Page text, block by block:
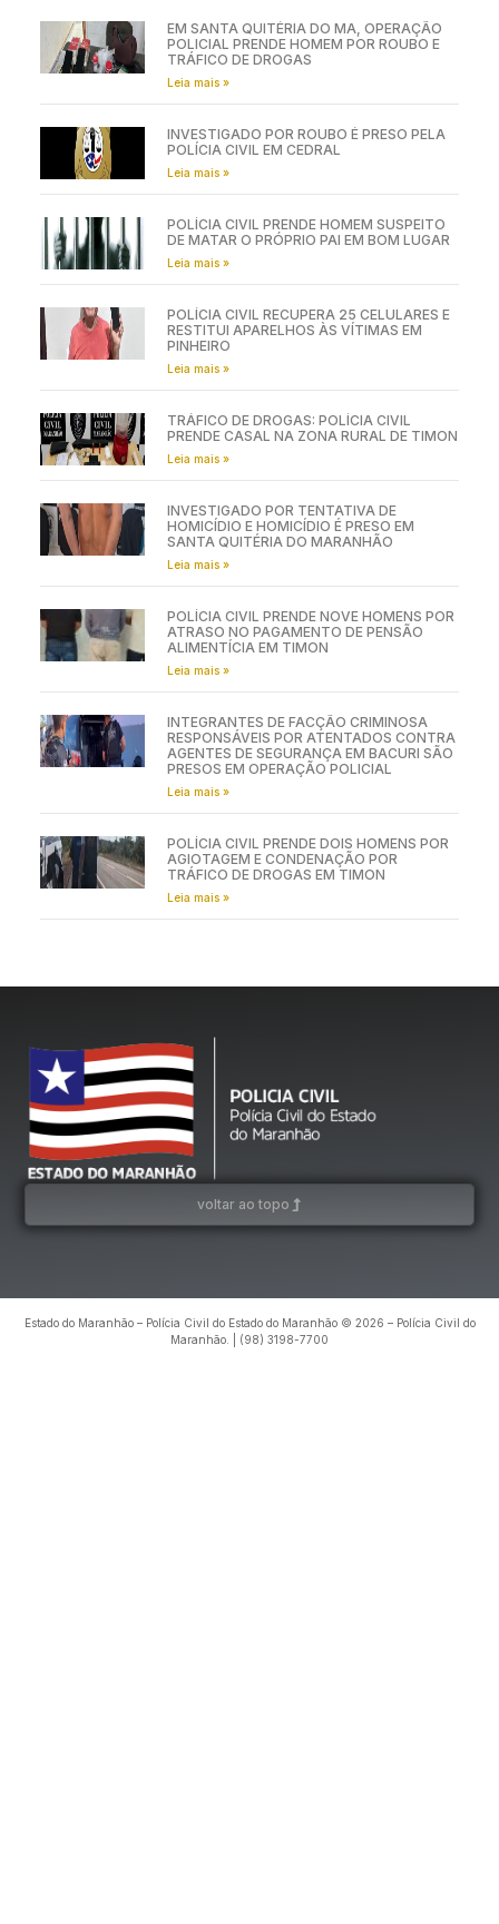
EM SANTA QUITÉRIA DO MA, OPERAÇÃO
POLICIAL PRENDE HOMEM POR ROUBO E
TRÁFICO DE DROGAS
Leia mais »
INVESTIGADO POR ROUBO É PRESO PELA
POLÍCIA CIVIL EM CEDRAL
Leia mais »
POLÍCIA CIVIL PRENDE HOMEM SUSPEITO
DE MATAR O PRÓPRIO PAI EM BOM LUGAR
Leia mais »
POLÍCIA CIVIL RECUPERA 25 CELULARES E
RESTITUI APARELHOS ÀS VÍTIMAS EM
PINHEIRO
Leia mais »
TRÁFICO DE DROGAS: POLÍCIA CIVIL
PRENDE CASAL NA ZONA RURAL DE TIMON
Leia mais »
INVESTIGADO POR TENTATIVA DE
HOMICÍDIO E HOMICÍDIO É PRESO EM
SANTA QUITÉRIA DO MARANHÃO
Leia mais »
POLÍCIA CIVIL PRENDE NOVE HOMENS POR
ATRASO NO PAGAMENTO DE PENSÃO
ALIMENTÍCIA EM TIMON
Leia mais »
INTEGRANTES DE FACÇÃO CRIMINOSA
RESPONSÁVEIS POR ATENTADOS CONTRA
AGENTES DE SEGURANÇA EM BACURI SÃO
PRESOS EM OPERAÇÃO POLICIAL
Leia mais »
POLÍCIA CIVIL PRENDE DOIS HOMENS POR
AGIOTAGEM E CONDENAÇÃO POR
TRÁFICO DE DROGAS EM TIMON
Leia mais »
voltar ao topo
Estado do Maranhão – Polícia Civil do Estado do Maranhão © 2026 – Polícia Civil do
Maranhão. | (98) 3198-7700